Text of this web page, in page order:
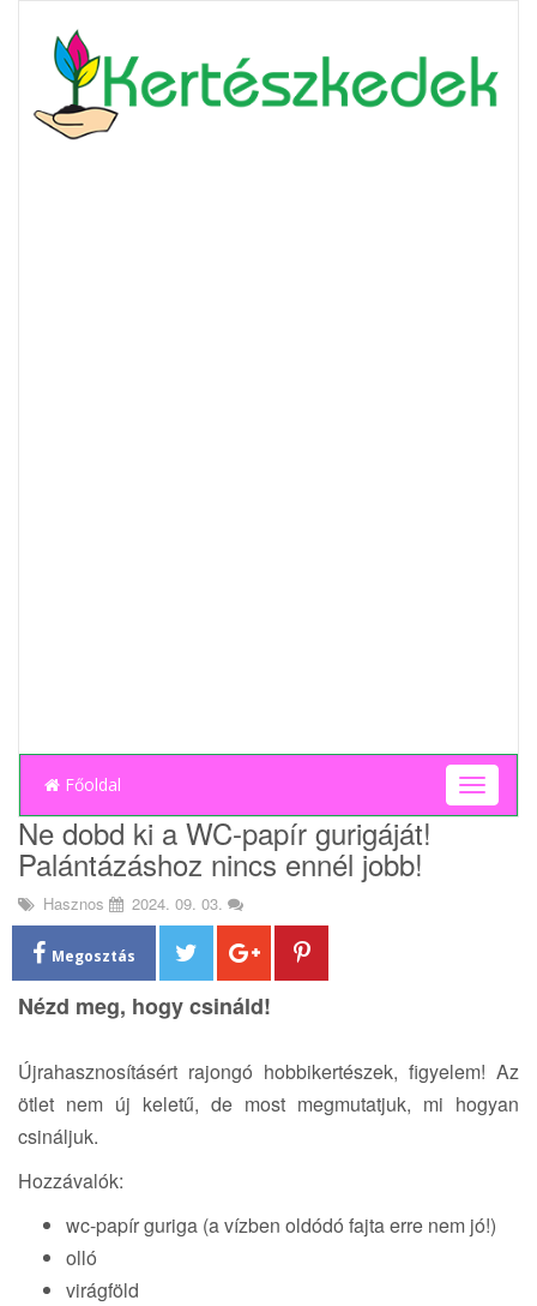
Főoldal
T
o
t
i
o
Ne dobd ki a WC-papír gurigáját!
Palántázáshoz nincs ennél jobb!
Hasznos 2024. 09. 03.
Megosztás
Nézd meg, hogy csináld!
Újrahasznosításért rajongó hobbikertészek, figyelem! Az
ötlet nem új keletű, de most megmutatjuk, mi hogyan
csináljuk.
Hozzávalók:
wc-papír guriga (a vízben oldódó fajta erre nem jó!)
olló
virágföld